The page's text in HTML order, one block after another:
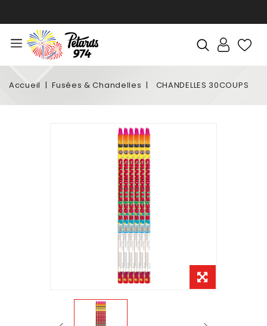
Accueil Fusées & Chandelles CHANDELLES 30COUPS